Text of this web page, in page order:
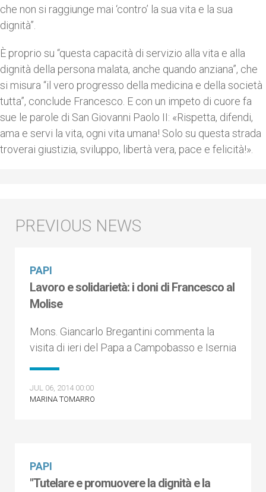
che non si raggiunge mai ‘contro’ la sua vita e la sua
dignità”.
È proprio su “questa capacità di servizio alla vita e alla
dignità della persona malata, anche quando anziana”, che
si misura “il vero progresso della medicina e della società
tutta”, conclude Francesco. E con un impeto di cuore fa
sue le parole di San Giovanni Paolo II: «Rispetta, difendi,
ama e servi la vita, ogni vita umana! Solo su questa strada
troverai giustizia, sviluppo, libertà vera, pace e felicità!».
PAPI
Lavoro e solidarietà: i doni di Francesco al
Molise
Mons. Giancarlo Bregantini commenta la
visita di ieri del Papa a Campobasso e Isernia
JUL 06, 2014 00:00
MARINA TOMARRO
PAPI
"Tutelare e promuovere la dignità e la